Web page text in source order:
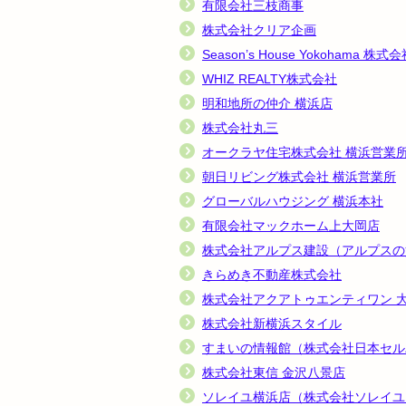
有限会社三枝商事
株式会社クリア企画
Season’s House Yokohama 株式会
WHIZ REALTY株式会社
明和地所の仲介 横浜店
株式会社丸三
オークラヤ住宅株式会社 横浜営業
朝日リビング株式会社 横浜営業所
グローバルハウジング 横浜本社
有限会社マックホーム上大岡店
株式会社アルプス建設（アルプスの
きらめき不動産株式会社
株式会社アクアトゥエンティワン
株式会社新横浜スタイル
すまいの情報館（株式会社日本セル
株式会社東信 金沢八景店
ソレイユ横浜店（株式会社ソレイユ